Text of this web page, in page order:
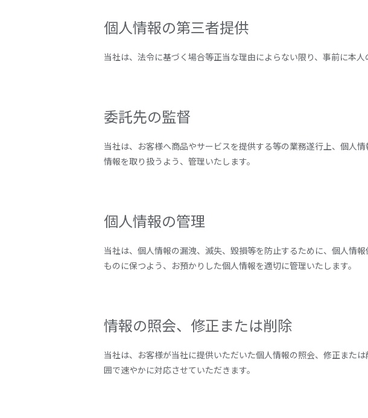
個人情報の第三者提供
当社は、法令に基づく場合等正当な理由によらない限り、事前に本
委託先の監督
当社は、お客様へ商品やサービスを提供する等の業務遂行上、個人
情報を取り扱うよう、管理いたします。
個人情報の管理
当社は、個人情報の漏洩、滅失、毀損等を防止するために、個人情
ものに保つよう、お預かりした個人情報を適切に管理いたします。
情報の照会、修正または削除
当社は、お客様が当社に提供いただいた個人情報の照会、修正また
囲で速やかに対応させていただきます。